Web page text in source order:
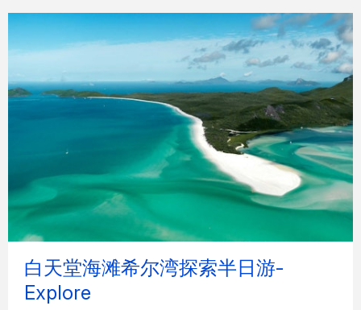
白天堂海滩希尔湾探索半日游-
Explore